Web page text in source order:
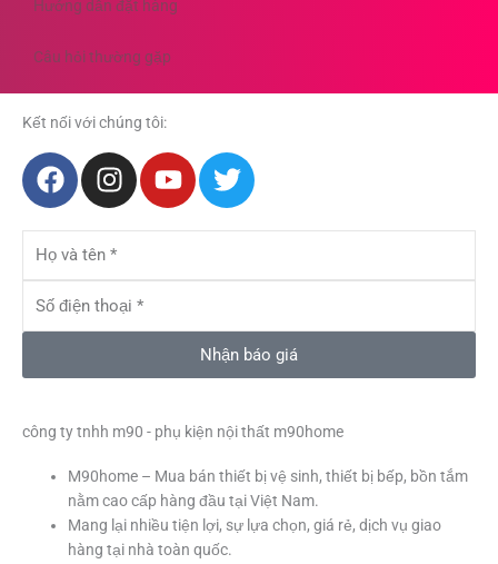
Hướng dẫn đặt hàng
Câu hỏi thường gặp
Kết nối với chúng tôi:
F
a
e
b
o
o
I
n
t
a
g
r
m
Y
o
u
e
T
w
t
r
và
điện
Nhận báo giá
công ty tnhh m90 - phụ kiện nội thất m90home
M90home – Mua bán thiết bị vệ sinh, thiết bị bếp, bồn tắm
nằm cao cấp hàng đầu tại Việt Nam.
Mang lại nhiều tiện lợi, sự lựa chọn, giá rẻ, dịch vụ giao
hàng tại nhà toàn quốc.